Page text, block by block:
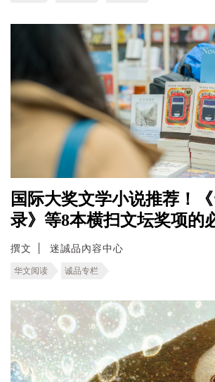
国际大奖文学小说推荐！
录》等8本横扫文坛奖项的
撰文 迷誠品內容中心
华文阅读 诚品专栏